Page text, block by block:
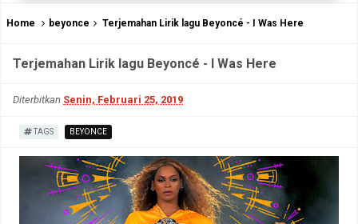
Home beyonce Terjemahan Lirik lagu Beyoncé - I Was Here
Terjemahan Lirik lagu Beyoncé - I Was Here
Diterbitkan Senin, Februari 25, 2019
TAGS BEYONCE